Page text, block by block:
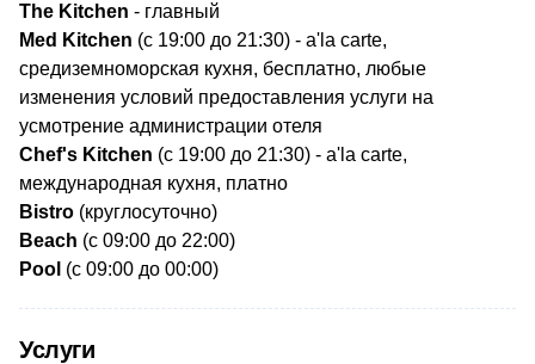
​The Kitchen - главный
Med Kitchen (с 19:00 до 21:30) - a'la carte,
средиземноморская кухня, бесплатно, любые
изменения условий предоставления услуги на
усмотрение администрации отеля
Chef's Kitchen (с 19:00 до 21:30) - a'la carte,
международная кухня, платно
Bistro (круглосуточно)
Beach (с 09:00 до 22:00)
Pool (с 09:00 до 00:00)
Услуги